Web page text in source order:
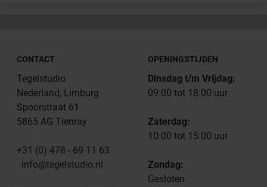
CONTACT
Tegelstudio
Nederland, Limburg
Spoorstraat 61
5865 AG Tienray
+31 (0) 478 - 69 11 63
info@tegelstudio.nl
OPENINGSTIJDEN
Dinsdag t/m Vrijdag:
09:00 tot 18:00 uur
Zaterdag:
10:00 tot 15:00 uur
Zondag:
Gesloten